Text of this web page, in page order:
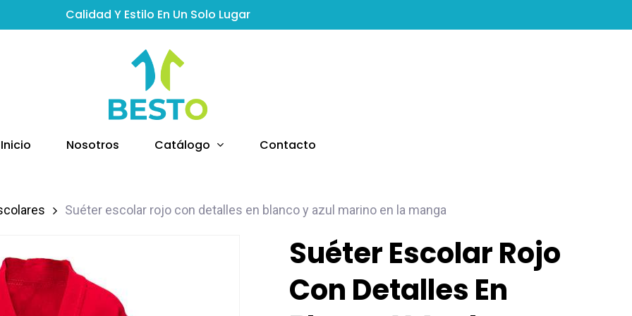
Calidad Y Estilo En Un Solo Lugar
Inicio Nosotros Catálogo Contacto
Suéter escolar rojo con detalles en blanco y azul marino en la manga
Suéter Escolar Rojo
Con Detalles En